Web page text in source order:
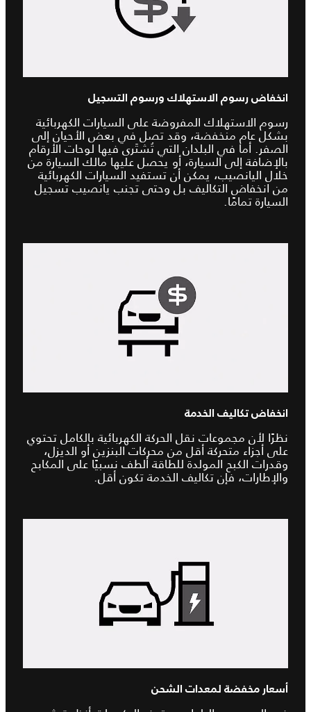
انخفاض رسوم الاستهلاك ورسوم التسجيل
رسوم الاستهلاك المفروضة على السيارات الكهربائية
بشكل عام منخفضة، وقد تصل في بعض الأحيان إلى
الصفر. أما في البلدان التي تُشتَرى فيها لوحات الأرقام
بالإضافة إلى السيارة، أو يحصل عليها مالك السيارة من
خلال اليانصيب، يمكن أن تستفيد السيارات الكهربائية
من انخفاض التكاليف بل وحتى تجنب يانصيب تسجيل
السيارة تمامًا.
انخفاض تكاليف الخدمة
نظرًا لأن مجموعات نقل الحركة الكهربائية بالكامل تحتوي
على أجزاء متحركة أقل من محركات البنزين أو الديزل،
وقدرات الكبح المولدة للطاقة ألطف نسبيًا على المكابح
والإطارات، فإن تكاليف الخدمة تكون أقل.
أسعار مخفضة لمعدات الشحن